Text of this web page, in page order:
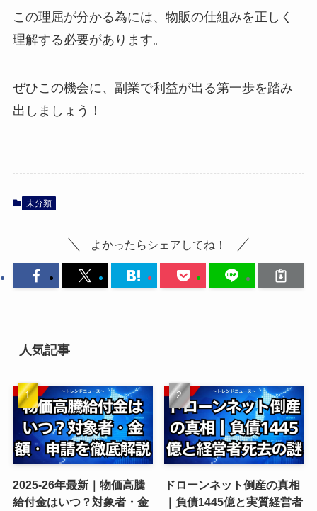
この理屈が分かる為には、物販の仕組みを正しく
理解する必要があります。
ぜひこの機会に、副業で利益が出る第一歩を踏み
出しましょう！
未分類
よかったらシェアしてね！
人気記事
2025-26年最新｜物価高騰
給付金はいつ？対象者・金
ドローンネット倒産の真相
｜負債1445億と実質経営者